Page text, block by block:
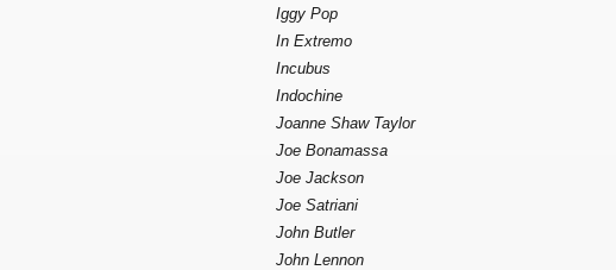
Iggy Pop
In Extremo
Incubus
Indochine
Joanne Shaw Taylor
Joe Bonamassa
Joe Jackson
Joe Satriani
John Butler
John Lennon